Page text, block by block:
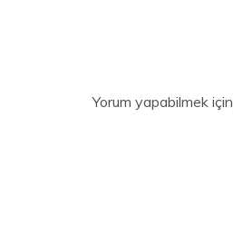
Yorum yapabilmek için